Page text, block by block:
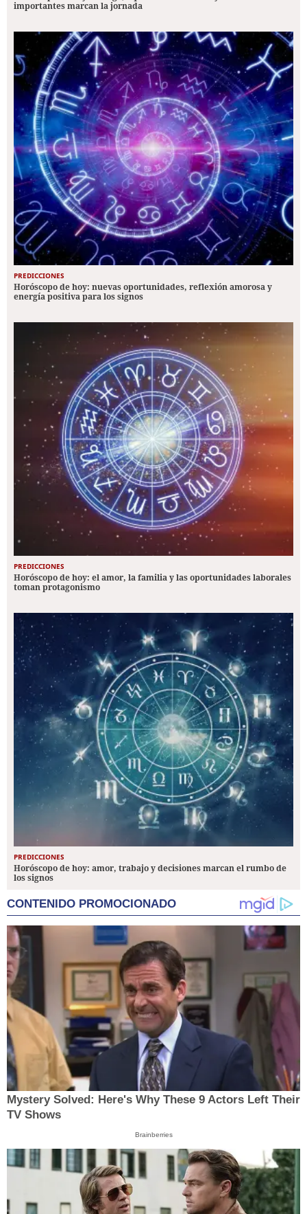
importantes marcan la jornada
PREDICCIONES
Horóscopo de hoy: nuevas oportunidades, reflexión amorosa y
energía positiva para los signos
PREDICCIONES
Horóscopo de hoy: el amor, la familia y las oportunidades laborales
toman protagonismo
PREDICCIONES
Horóscopo de hoy: amor, trabajo y decisiones marcan el rumbo de
los signos
CONTENIDO PROMOCIONADO
Mystery Solved: Here's Why These 9 Actors Left Their
TV Shows
Brainberries